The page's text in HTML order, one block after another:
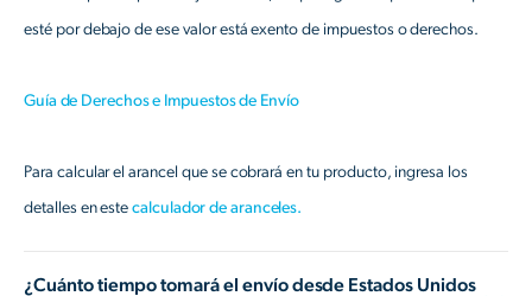
esté por debajo de ese valor está exento de impuestos o derechos.
Guía de Derechos e Impuestos de Envío
Para calcular el arancel que se cobrará en tu producto, ingresa los
detalles en estecalculador de aranceles.
¿Cuánto tiempo tomará el envío desde Estados Unidos